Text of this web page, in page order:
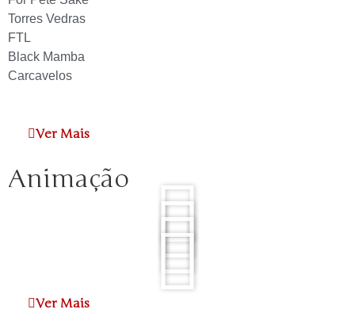
Torres Vedras
FTL
Black Mamba
Carcavelos
Ver Mais
Animação
Ver Mais